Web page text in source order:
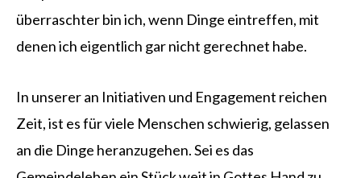
überraschter bin ich, wenn Dinge eintreffen, mit
denen ich eigentlich gar nicht gerechnet habe.
In unserer an Initiativen und Engagement reichen
Zeit, ist es für viele Menschen schwierig, gelassen
an die Dinge heranzugehen. Sei es das